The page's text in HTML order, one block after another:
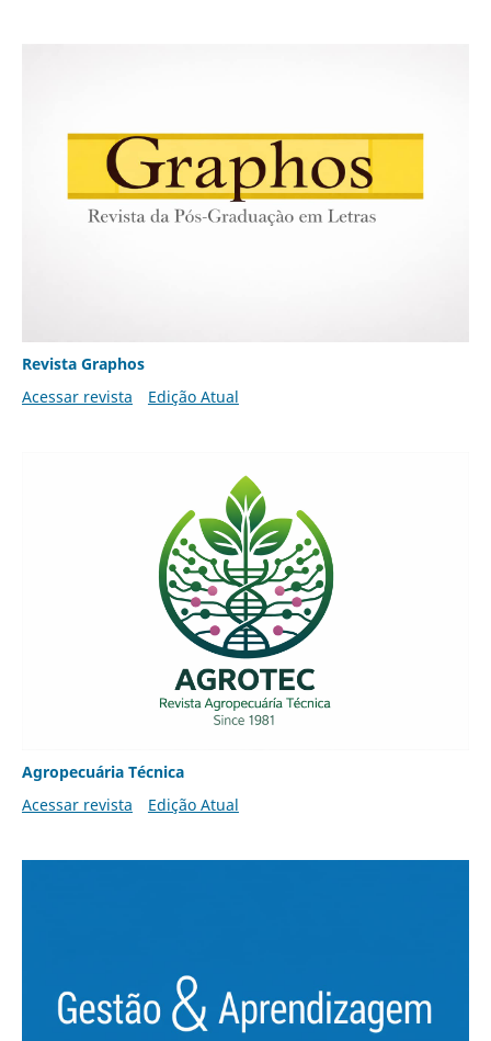
Revista Graphos
Acessar revista
Edição Atual
Agropecuária Técnica
Acessar revista
Edição Atual